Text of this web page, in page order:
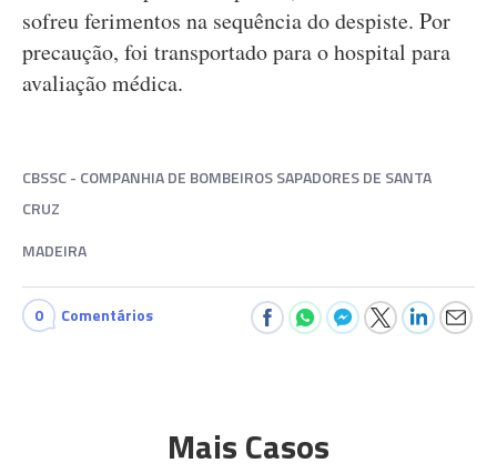
sofreu ferimentos na sequência do despiste. Por
precaução, foi transportado para o hospital para
avaliação médica.
CBSSC - COMPANHIA DE BOMBEIROS SAPADORES DE SANTA
CRUZ
MADEIRA
0 Comentários
Mais Casos